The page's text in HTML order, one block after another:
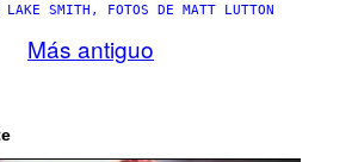
LAKE SMITH, FOTOS DE MATT LUTTON
Más antiguo